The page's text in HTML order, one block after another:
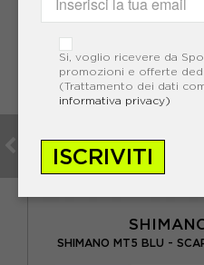
SHIMANO MT5 BLU -
Si, voglio ricevere da
promozioni e offerte
(Trattamento dei dati
informativa privacy)
ISCRIVITI